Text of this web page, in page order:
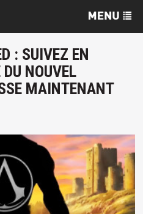
: SUIVEZ EN
NOUVEL
MAINTENANT